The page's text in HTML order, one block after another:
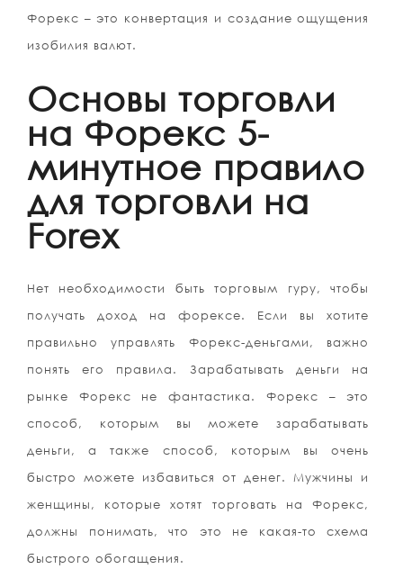
Форекс – это конвертация и создание ощущения
изобилия валют.
Основы торговли
на Форекс 5-
минутное правило
для торговли на
Forex
Нет необходимости быть торговым гуру, чтобы
получать доход на форексе. Если вы хотите
правильно управлять Форекс-деньгами, важно
понять его правила. Зарабатывать деньги на
рынке Форекс не фантастика. Форекс – это
способ, которым вы можете зарабатывать
деньги, а также способ, которым вы очень
быстро можете избавиться от денег. Мужчины и
женщины, которые хотят торговать на Форекс,
должны понимать, что это не какая-то схема
быстрого обогащения.